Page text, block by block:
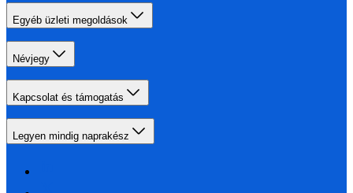
Egyéb üzleti megoldások
Névjegy
Kapcsolat és támogatás
Legyen mindig naprakész